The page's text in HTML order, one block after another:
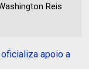
Reis
apoio a